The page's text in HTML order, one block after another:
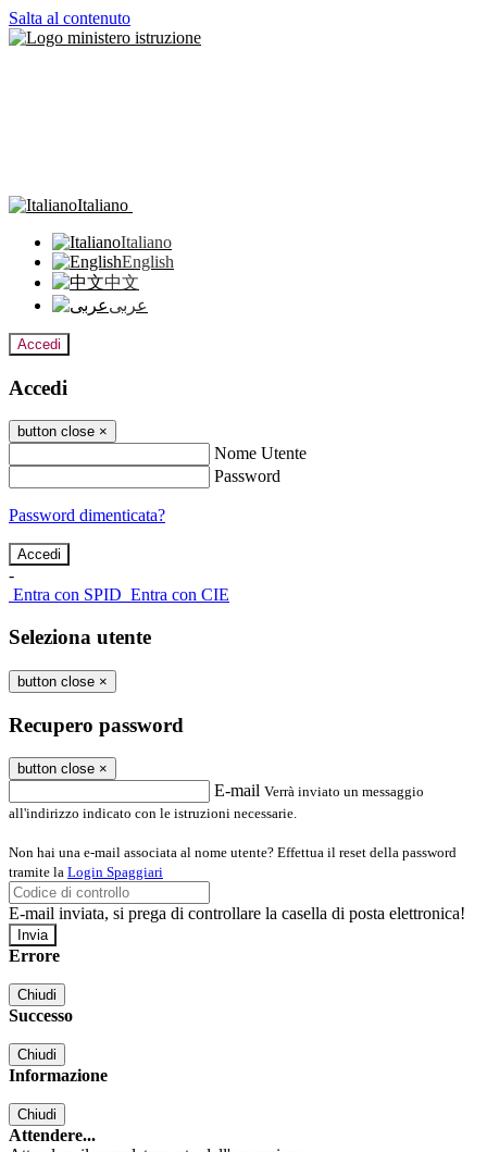
Salta al contenuto
Italiano
Italiano
English
中文
عربى
Accedi
Accedi
button close ×
Nome Utente
Password
Password dimenticata?
-
Entra con SPID Entra con CIE
Seleziona utente
button close ×
Recupero password
button close ×
E-mail Verrà inviato un messaggio
all'indirizzo indicato con le istruzioni necessarie.
Non hai una e-mail associata al nome utente? Effettua il reset della password
tramite la Login Spaggiari
E-mail inviata, si prega di controllare la casella di posta elettronica!
Errore
Chiudi
Successo
Chiudi
Informazione
Chiudi
Attendere...